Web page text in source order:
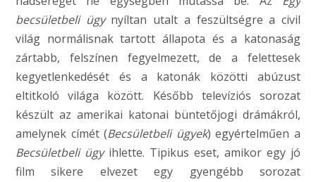
becsületbeli ügynyíltan utalt a feszültségre a civil
világ normálisnak tartott állapota és a katonaság
zártabb, felszínen fegyelmezett, de a felettesek
kegyetlenkedését és a katonák közötti abúzust
eltitkoló világa között. Később televíziós sorozat
készült az amerikai katonai büntetőjogi drámákról,
amelynek címét (Becsületbeli ügyek) egyértelműen a
Becsületbeli ügyihlette. Tipikus eset, amikor egy jó
film sikere elvezet egy gyengébb sorozat